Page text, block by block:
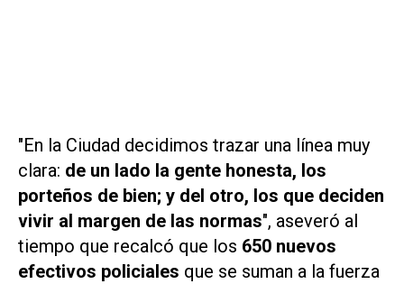
"En la Ciudad decidimos trazar una línea muy
clara: de un lado la gente honesta, los
porteños de bien; y del otro, los que deciden
vivir al margen de las normas", aseveró al
tiempo que recalcó que los 650 nuevos
efectivos policiales que se suman a la fuerza